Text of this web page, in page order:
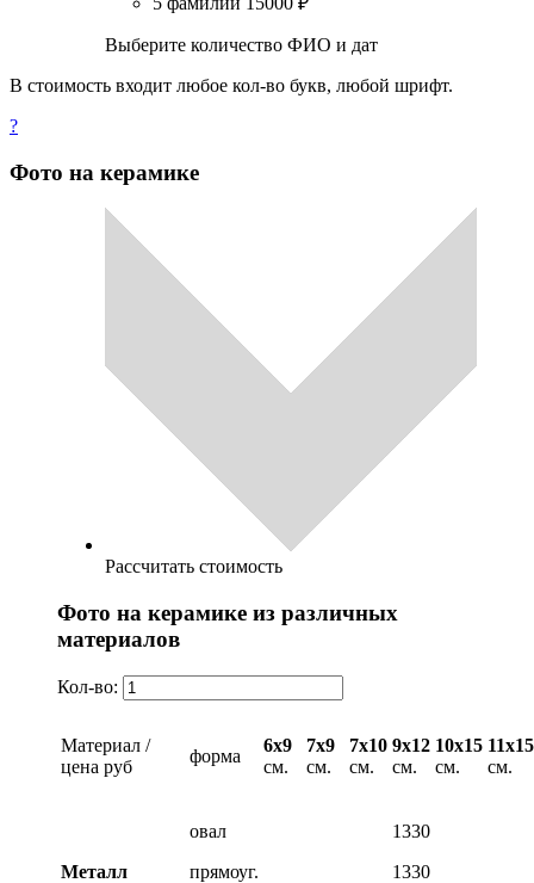
Выберите количество ФИО и дат
В стоимость входит любое кол-во букв, любой шрифт.
?
Фото на керамике
Рассчитать стоимость
Фото на керамике из различных
материалов
Кол-во:
Материал /
цена руб
форма
6х9
см.
7х9
см.
7х10
см.
9х12
см.
10х15
см.
11х15
см.
Металл
овал
прямоуг.
1330
1330